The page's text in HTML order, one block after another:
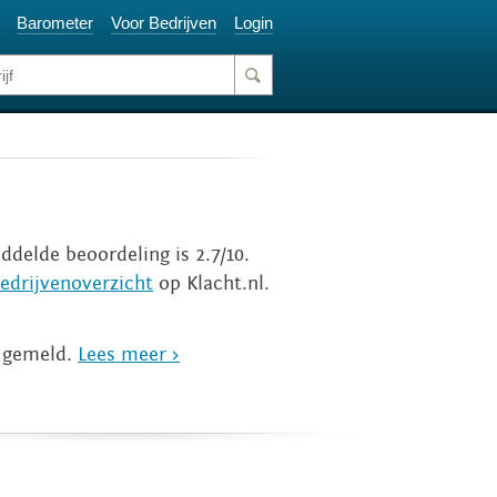
Barometer Voor Bedrijven Login
beoordeling is 2.7/10.
op Klacht.nl.
Lees meer >